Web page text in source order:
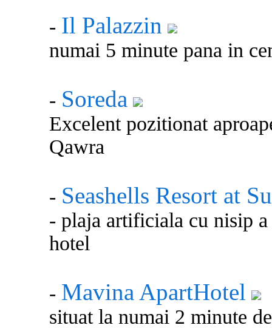
- Il Palazzin
numai 5 minute pana in
- Soreda
Excelent pozitionat
Qawra
- Seashells Resort at
- plaja artificiala cu nisip
hotel
- Mavina ApartHotel
situat la numai 2 minute